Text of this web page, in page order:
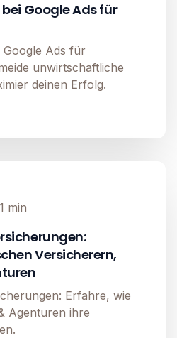
bei Google Ads für
Google Ads für
unwirtschaftliche
deinen Erfolg.
min
Versicherern,
Erfahre, wie
Agenturen ihre